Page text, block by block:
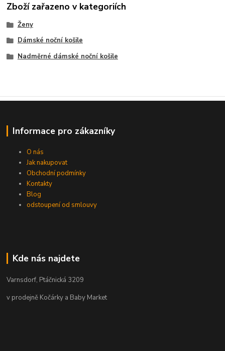
Zboží zařazeno v kategoriích
Ženy
Dámské noční košile
Nadměrné dámské noční košile
Informace pro zákazníky
O nás
Jak nakupovat
Obchodní podmínky
Kontakty
Blog
odstoupení od smlouvy
Kde nás najdete
Varnsdorf, Ptáčnická 3209
v prodejně Kočárky a Baby Market